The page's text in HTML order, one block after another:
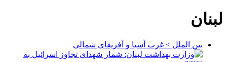
لبنان
بین الملل > غرب آسیا و آفریقای شمالی